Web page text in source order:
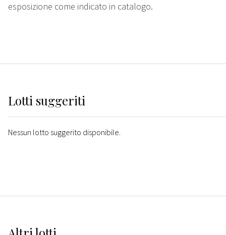
esposizione come indicato in catalogo.
Lotti suggeriti
Nessun lotto suggerito disponibile.